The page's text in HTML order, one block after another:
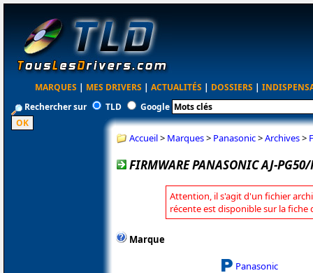
MARQUES | MES DRIVERS | ACTUALITÉS | DOSSIERS |
Rechercher sur
TLD Google
Accueil> Marques> Panasonic>Archives>
FIRMWARE PANASONIC AJ-
Attention, il s'agit d'un fichier
récente est disponible sur la fiche
Marque
Panasonic